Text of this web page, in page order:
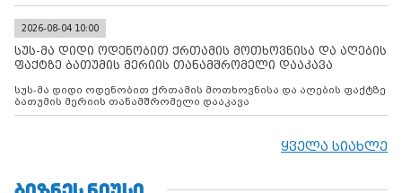
2026-08-04 10:00
სუს-მა დიდი ოდენობით ქრთამის მოთხოვნისა და აღების
ფაქტზე ბათუმის მერიის თანამშრომელი დააკავა
სუს-მა დიდი ოდენობით ქრთამის მოთხოვნისა და აღების ფაქტზე
ბათუმის მერიის თანამშრომელი დააკავა
ყველა სიახლე